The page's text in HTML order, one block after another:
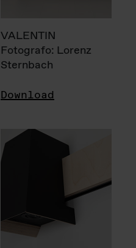
VALENTIN
Fotografo: Lorenz
Sternbach
Download